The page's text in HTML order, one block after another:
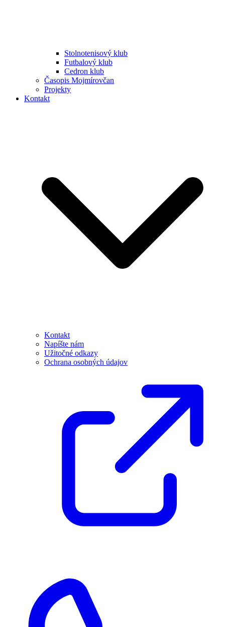
Stolnotenisový klub
Futbalový klub
Cedron klub
Časopis Mojmírovčan
Projekty
Kontakt
Kontakt
Napíšte nám
Užitočné odkazy
Ochrana osobných údajov